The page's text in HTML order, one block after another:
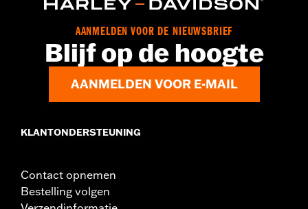
AANMELDEN VOOR DE NIEUWSBRIEF
Blijf op de hoogte
AANMELDEN VOOR E-MAIL
KLANTONDERSTEUNING
Contact opnemen
Bestelling volgen